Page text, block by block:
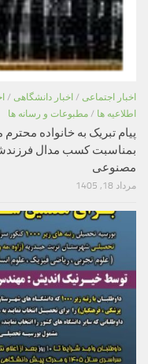
اخبار اجتماعی / اخبار دانشگاهی /
اطلاعیه ها / مطبوعات و رسانه ها
پیام تبریک به خانواده
بمناسبت کسب مدال
مصنوعی
مرداد 18, 1405